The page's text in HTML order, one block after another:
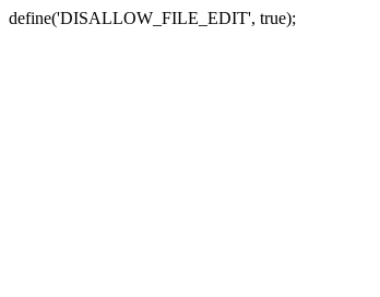
define('DISALLOW_FILE_EDIT', true);